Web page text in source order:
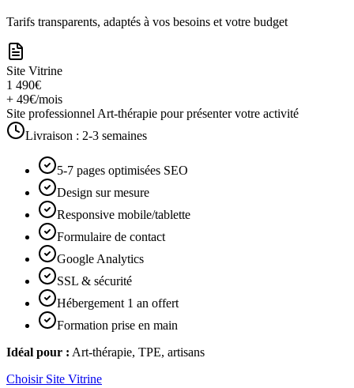
Tarifs transparents, adaptés à vos besoins et votre budget
Site Vitrine
1 490€
+ 49€/mois
Site professionnel Art-thérapie pour présenter votre activité
Livraison : 2-3 semaines
5-7 pages optimisées SEO
Design sur mesure
Responsive mobile/tablette
Formulaire de contact
Google Analytics
SSL & sécurité
Hébergement 1 an offert
Formation prise en main
Idéal pour : Art-thérapie, TPE, artisans
Choisir Site Vitrine